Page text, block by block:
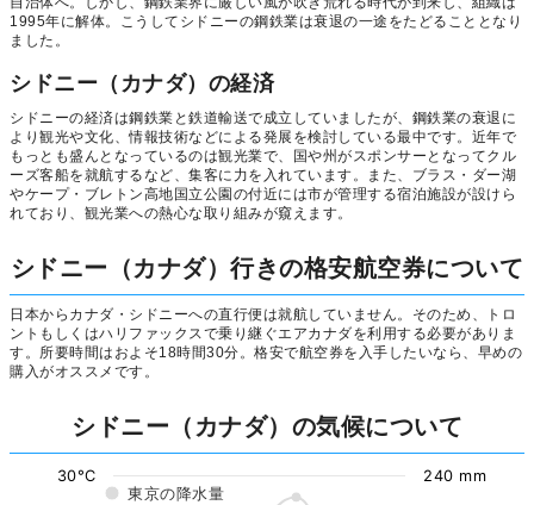
1995年に解体。こうしてシドニーの鋼鉄業は衰退の一途をたどることとなり
ました。
シドニー（カナダ）の経済
シドニーの経済は鋼鉄業と鉄道輸送で成立していましたが、鋼鉄業の衰退に
より観光や文化、情報技術などによる発展を検討している最中です。近年で
もっとも盛んとなっているのは観光業で、国や州がスポンサーとなってクル
ーズ客船を就航するなど、集客に力を入れています。また、ブラス・ダー湖
やケープ・ブレトン高地国立公園の付近には市が管理する宿泊施設が設けら
れており、観光業への熱心な取り組みが窺えます。
シドニー（カナダ）行きの格安航空券について
日本からカナダ・シドニーへの直行便は就航していません。そのため、トロ
ントもしくはハリファックスで乗り継ぐエアカナダを利用する必要がありま
す。所要時間はおよそ18時間30分。格安で航空券を入手したいなら、早めの
購入がオススメです。
シドニー（カナダ）の気候について
東京の降水量
30°C 240 mm